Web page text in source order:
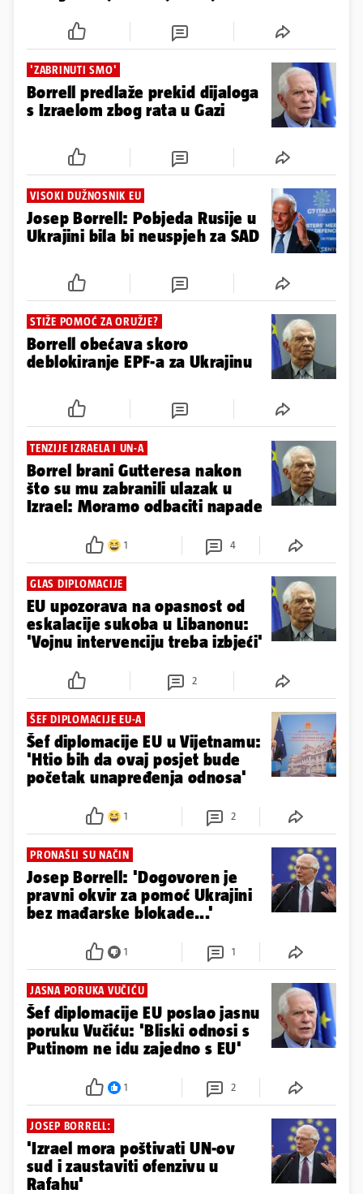
'ZABRINUTI SMO'
Borrell predlaže prekid dijaloga
s Izraelom zbog rata u Gazi
VISOKI DUŽNOSNIK EU
Josep Borrell: Pobjeda Rusije u
Ukrajini bila bi neuspjeh za SAD
STIŽE POMOĆ ZA ORUŽJE?
Borrell obećava skoro
deblokiranje EPF-a za Ukrajinu
TENZIJE IZRAELA I UN-A
Borrel brani Gutteresa nakon
što su mu zabranili ulazak u
Izrael: Moramo odbaciti napade
1 4
GLAS DIPLOMACIJE
EU upozorava na opasnost od
eskalacije sukoba u Libanonu:
'Vojnu intervenciju treba izbjeći'
2
ŠEF DIPLOMACIJE EU-A
Šef diplomacije EU u Vijetnamu:
'Htio bih da ovaj posjet bude
početak unapređenja odnosa'
1 2
PRONAŠLI SU NAČIN
Josep Borrell: 'Dogovoren je
pravni okvir za pomoć Ukrajini
bez mađarske blokade...'
1 1
JASNA PORUKA VUČIĆU
Šef diplomacije EU poslao jasnu
poruku Vučiću: 'Bliski odnosi s
Putinom ne idu zajedno s EU'
1 2
JOSEP BORRELL:
'Izrael mora poštivati UN-ov
sud i zaustaviti ofenzivu u
Rafahu'